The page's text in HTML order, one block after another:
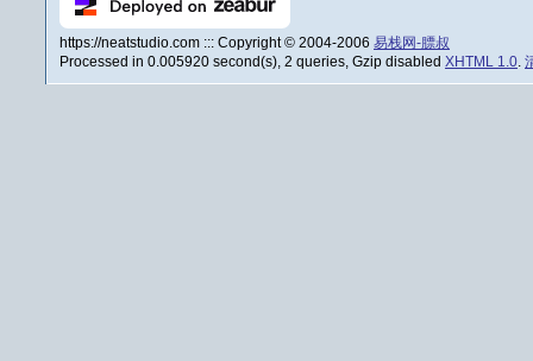
https://neatstudio.com ::: Copyright © 2004-2006 易栈网-膘叔
Processed in 0.005920 second(s), 2 queries, Gzip disabled XHTML 1.0.